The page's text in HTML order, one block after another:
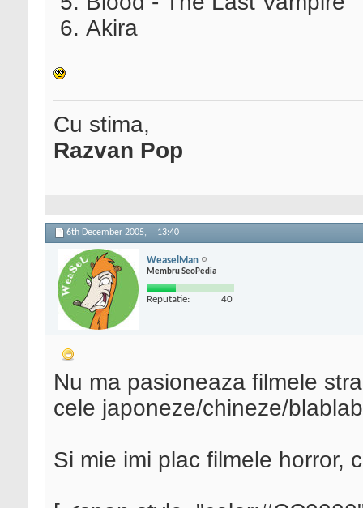
Akira
Cu stima,
Razvan Pop
6th December 2005, 13:40
WeaselMan
Membru SeoPedia
Reputatie: 40
Nu ma pasioneaza filmele
cele japoneze/chineze/
Si mie imi plac filmele horror,